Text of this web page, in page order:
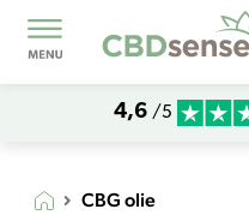
4,6 /5
CBG olie